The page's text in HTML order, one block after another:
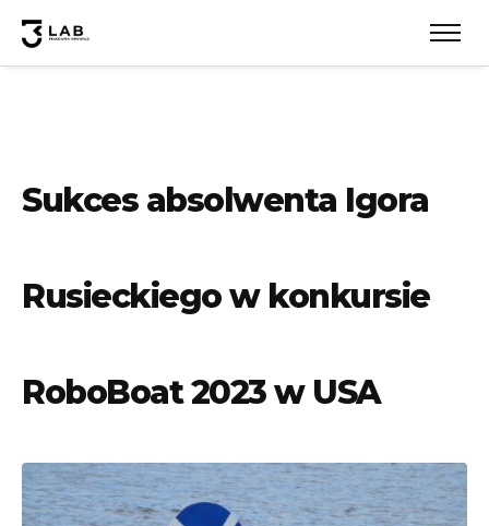
Sukces absolwenta Igora
Rusieckiego w konkursie
RoboBoat 2023 w USA